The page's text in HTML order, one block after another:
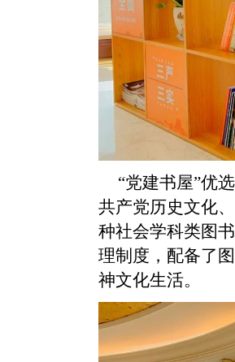
“党建书屋”优
共产党历史文化
种社会学科类图
理制度，配备了
神文化生活。